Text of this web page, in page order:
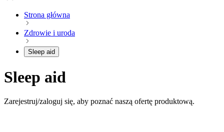
Strona główna
Zdrowie i uroda
Sleep aid
Sleep aid
Zarejestruj/zaloguj się, aby poznać naszą ofertę produktową.